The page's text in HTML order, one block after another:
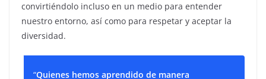
convirtiéndolo incluso en un medio para entender
nuestro entorno, así como para respetar y aceptar la
diversidad.
“Quienes hemos aprendido de manera